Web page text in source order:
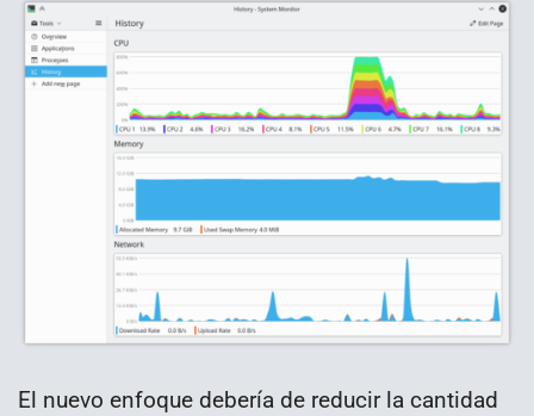
El nuevo enfoque debería de reducir la cantidad